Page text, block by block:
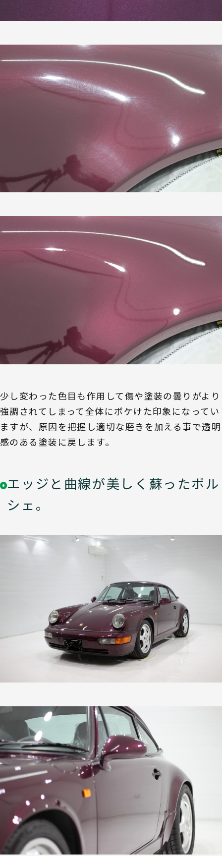
少し変わった色目も作用して傷や塗装の曇りがより
強調されてしまって全体にボケけた印象になってい
ますが、原因を把握し適切な磨きを加える事で透明
感のある塗装に戻します。
エッジと曲線が美しく蘇ったポル
シェ。